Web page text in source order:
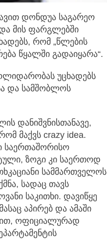
დონდუა საგარეო
მის ფარგლებში
რომ „წლების
წყალში გადაიყარა“.
უცხადებს
და სამშობლოს
დანიშვნისთანავე,
მაქვს crazy idea.
საერთაშორისო
ზოგი კი საერთოდ
სამმართველოს
სადაც თავს
საკითხი. დავიწყე
აპირებ და ამაში
ოფიციალურად